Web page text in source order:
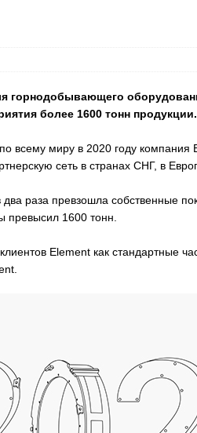
горнодобывающего
более 1600 тонн продукции.
всему миру в 2020 году компания
сеть в странах СНГ, в
раза превзошла собственные
1600 тонн.
Element как стандартные